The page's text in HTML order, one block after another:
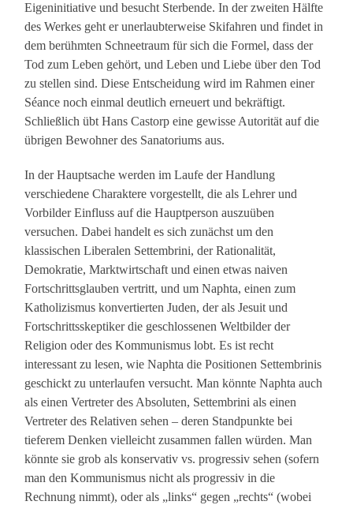
Eigeninitiative und besucht Sterbende. In der zweiten Hälfte
des Werkes geht er unerlaubterweise Skifahren und findet in
dem berühmten Schneetraum für sich die Formel, dass der
Tod zum Leben gehört, und Leben und Liebe über den Tod
zu stellen sind. Diese Entscheidung wird im Rahmen einer
Séance noch einmal deutlich erneuert und bekräftigt.
Schließlich übt Hans Castorp eine gewisse Autorität auf die
übrigen Bewohner des Sanatoriums aus.
In der Hauptsache werden im Laufe der Handlung
verschiedene Charaktere vorgestellt, die als Lehrer und
Vorbilder Einfluss auf die Hauptperson auszuüben
versuchen. Dabei handelt es sich zunächst um den
klassischen Liberalen Settembrini, der Rationalität,
Demokratie, Marktwirtschaft und einen etwas naiven
Fortschrittsglauben vertritt, und um Naphta, einen zum
Katholizismus konvertierten Juden, der als Jesuit und
Fortschrittsskeptiker die geschlossenen Weltbilder der
Religion oder des Kommunismus lobt. Es ist recht
interessant zu lesen, wie Naphta die Positionen Settembrinis
geschickt zu unterlaufen versucht. Man könnte Naphta auch
als einen Vertreter des Absoluten, Settembrini als einen
Vertreter des Relativen sehen – deren Standpunkte bei
tieferem Denken vielleicht zusammen fallen würden. Man
könnte sie grob als konservativ vs. progressiv sehen (sofern
man den Kommunismus nicht als progressiv in die
Rechnung nimmt), oder als „links“ gegen „rechts“ (wobei